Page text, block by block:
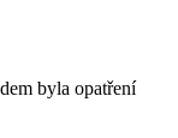
byla opatření